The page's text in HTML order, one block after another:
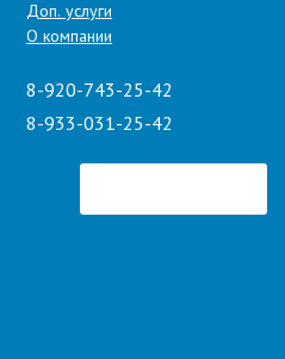
Доп. услуги
О компании
8-920-743-25-42
8-933-031-25-42